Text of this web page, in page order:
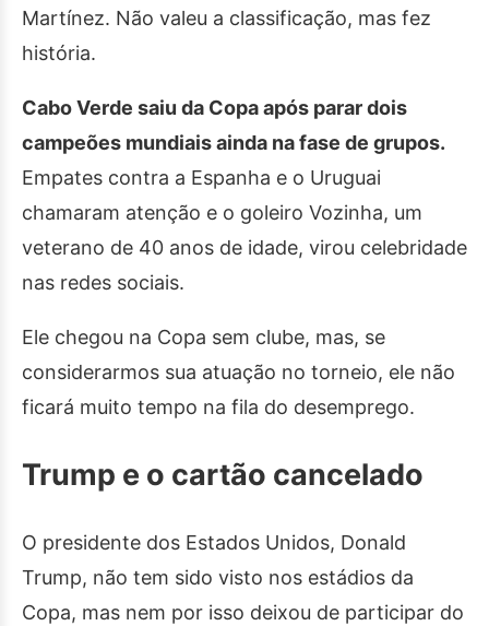
Martínez. Não valeu a classificação, mas fez
história.
Cabo Verde saiu da Copa após parar dois
campeões mundiais ainda na fase de grupos.
Empates contra a Espanha e o Uruguai
chamaram atenção e o goleiro Vozinha, um
veterano de 40 anos de idade, virou celebridade
nas redes sociais.
Ele chegou na Copa sem clube, mas, se
considerarmos sua atuação no torneio, ele não
ficará muito tempo na fila do desemprego.
Trump e o cartão cancelado
O presidente dos Estados Unidos, Donald
Trump, não tem sido visto nos estádios da
Copa, mas nem por isso deixou de participar do